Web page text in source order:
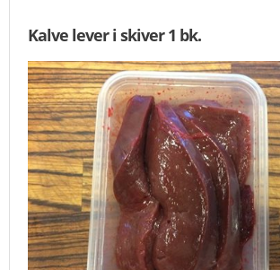
Kalve lever i skiver 1 bk.